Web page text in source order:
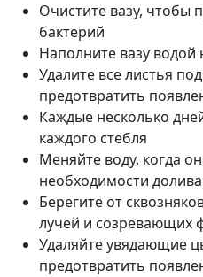
Очистите вазу, чтобы
бактерий
Наполните вазу водой
Удалите все листья
предотвратить
Каждые несколько
каждого стебля
Меняйте воду, когда
необходимости
Берегите от
лучей и созревающих
Удаляйте увядающие
предотвратить